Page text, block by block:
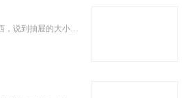
抽屉是每个家庭都有的东西，说到抽屉的大小可能大多数的人都觉得抽屉越大越好，其实不然抽屉最主要的要看你的需求，太大了有时候反而浪...